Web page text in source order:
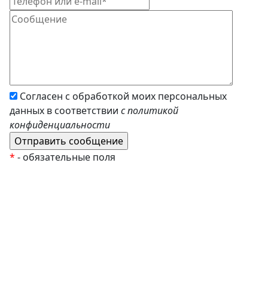
Согласен с обработкой моих персональных
данных в соответствии с политикой
конфиденциальности
* - обязательные поля